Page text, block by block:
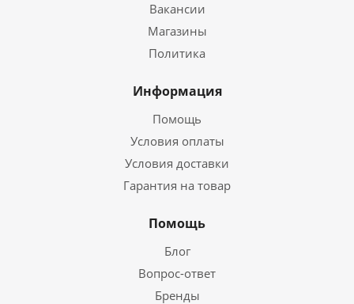
Вакансии
Магазины
Политика
Информация
Помощь
Условия оплаты
Условия доставки
Гарантия на товар
Помощь
Блог
Вопрос-ответ
Бренды